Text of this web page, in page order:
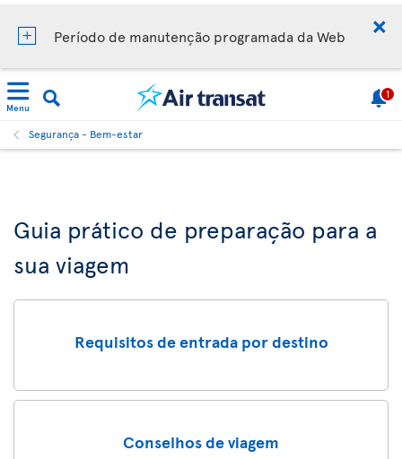
Período de manutenção programada da Web
Menu
1
Segurança - Bem-estar
Guia prático de preparação para a
sua viagem
Requisitos de entrada por destino
Conselhos de viagem